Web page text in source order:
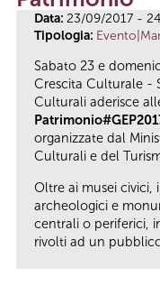
Data: 23/09/2017 -
Tipologia:
Sabato 23 e
Crescita Culturale -
Culturali aderisce
Patrimonio
organizzate dal
Culturali e del
Oltre ai musei civici,
archeologici e
centrali o periferici,
rivolti ad un